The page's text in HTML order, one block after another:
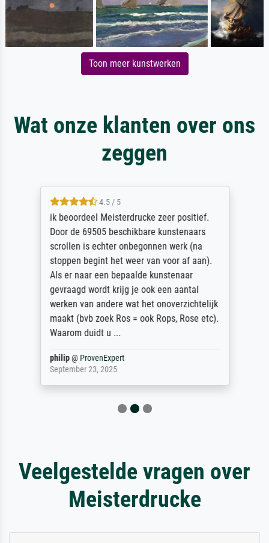
Toon meer kunstwerken
Wat onze klanten over ons
zeggen
4.5 / 5
ik beoordeel Meisterdrucke zeer positief.
Door de 69505 beschikbare kunstenaars
scrollen is echter onbegonnen werk (na
stoppen begint het weer van voor af aan).
Als er naar een bepaalde kunstenaar
gevraagd wordt krijg je ook een aantal
werken van andere wat het onoverzichtelijk
maakt (bvb zoek Ros = ook Rops, Rose etc).
Waarom duidt u ...
philip@ ProvenExpert
September 23, 2025
Veelgestelde vragen over
Meisterdrucke